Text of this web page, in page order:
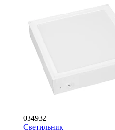
034932
Светильник